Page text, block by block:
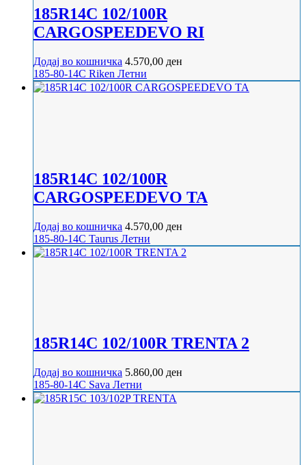
185R14C 102/100R
CARGOSPEEDEVO RI
Додај во кошничка 4.570,00 ден
185-80-14C Riken Летни
185R14C 102/100R
CARGOSPEEDEVO TA
Додај во кошничка 4.570,00 ден
185-80-14C Taurus Летни
185R14C 102/100R TRENTA 2
Додај во кошничка 5.860,00 ден
185-80-14C Sava Летни